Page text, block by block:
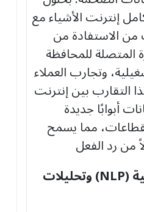
تكامل إنترنت الأشياء مع
الاستفادة من
المتصلة للمحافظة
وتجارب العملاء
بين إنترنت
أبوابًا جديدة
مما يسمح
من رد الفعل
(NLP) وتحليلات